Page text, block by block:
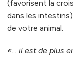
(favorisent la
dans les
de votre animal.
«… il est de plus